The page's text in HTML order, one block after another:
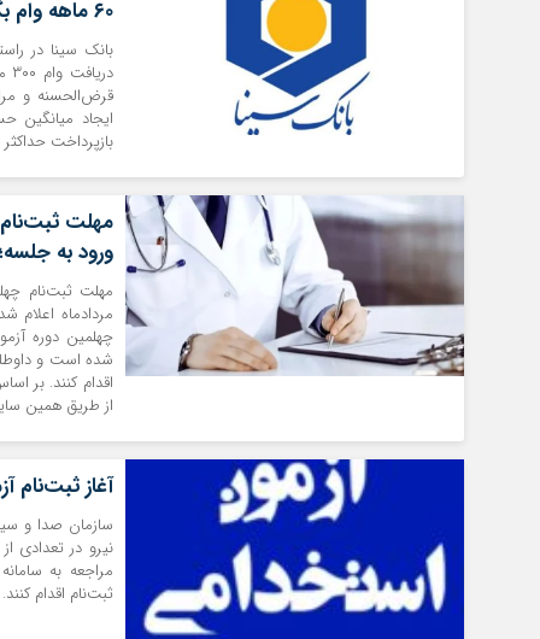
۶۰ ماهه وام بگیرید
بانک سینا در
قرض‌الحسنه و
بازپرداخت حداکثر ۶۰ ماهه بهره‌مند شوند.
ورود به جلسه؛ ۱۰ و ۱۱
مردادماه
شده است و
از طریق همین
آغاز ثبت‌نام
نیرو در تعدادی
مراجعه به
ثبت‌نام اقدام کنند.